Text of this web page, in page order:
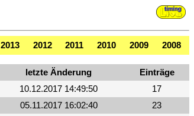
2013 2012 2011 2010 2009 2008
letzte Änderung
Einträge
10.12.2017 14:49:50
17
05.11.2017 16:02:40
23